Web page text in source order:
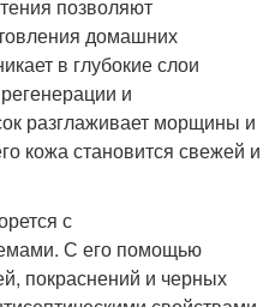
позволяют
домашних
в глубокие слои
и
разглаживает морщины и
кожа становится свежей и
с
С его помощью
покраснений и черных